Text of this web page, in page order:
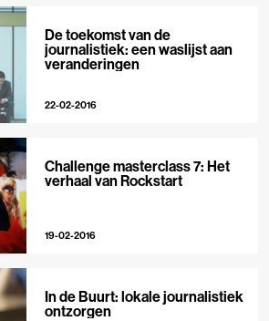
De toekomst van de
journalistiek: een waslijst aan
veranderingen
22-02-2016
Challenge masterclass 7: Het
verhaal van Rockstart
19-02-2016
In de Buurt: lokale journalistiek
ontzorgen